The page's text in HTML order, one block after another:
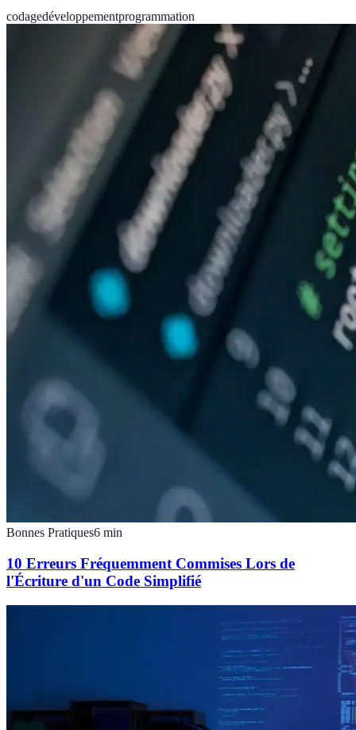
codagedéveloppementprogrammation
Bonnes Pratiques6 min
10 Erreurs Fréquemment Commises Lors de
l'Écriture d'un Code Simplifié